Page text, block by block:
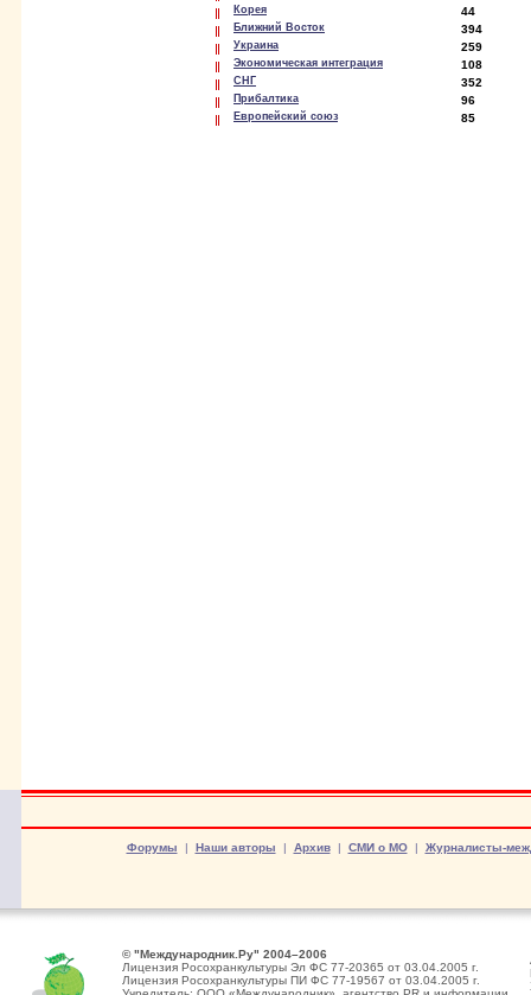
Корея 44
Ближний Восток 394
Украина 259
Экономическая интеграция 108
СНГ 352
Прибалтика 96
Европейский союз 85
Форумы | Наши авторы | Архив| СМИ о МО| Журналисты-
© "Международник.Ру" 2004–2006
Лицензия Росохранкультуры Эл ФС 77-20365 от 03.04.2005 г.
Лицензия Росохранкультуры ПИ ФС 77-19567 от 03.04.2005 г.